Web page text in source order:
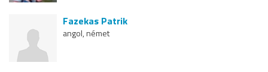
Fazekas Patrik
angol, német